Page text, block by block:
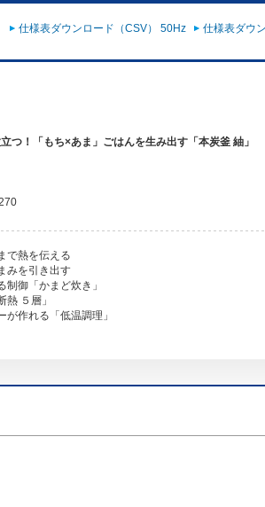
仕様表ダウンロード（CSV） 50Hz 仕様表ダウ
つ！「もち×あま」ごはんを生み出す「本炭釜 紬」
で熱を伝える
みを引き出す
御「かまど炊き」
５層」
作れる「低温調理」